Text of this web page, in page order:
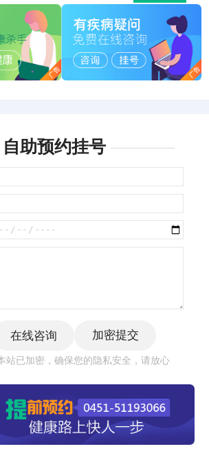
自助预约挂号
站已加密，确保您的隐私安全，请放心